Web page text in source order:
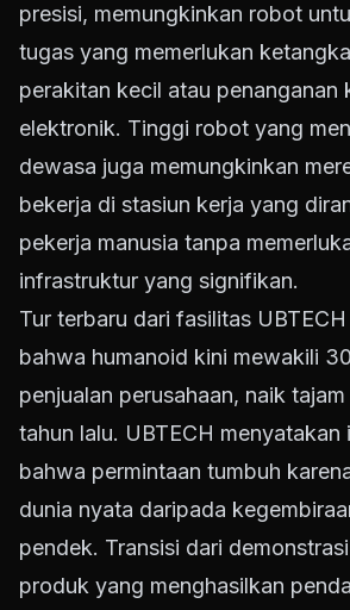
presisi, memungkinkan robot
tugas yang memerlukan
perakitan kecil atau penanganan
elektronik. Tinggi robot yang
dewasa juga memungkinkan
bekerja di stasiun kerja yang
pekerja manusia tanpa
infrastruktur yang signifikan.
Tur terbaru dari fasilitas
bahwa humanoid kini mewakili
penjualan perusahaan, naik
tahun lalu. UBTECH menyatakan
bahwa permintaan tumbuh
dunia nyata daripada
pendek. Transisi dari
produk yang menghasilkan